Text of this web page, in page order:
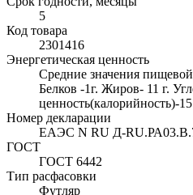
5
Код товара
2301416
Энергетическая ценность
Средние значения
Белков -1г. Жиров- 11 г.
ценность(калорийность)-
Номер декларации
ЕАЭС N RU Д-
ГОСТ
ГОСТ 6442
Тип расфасовки
Футляр